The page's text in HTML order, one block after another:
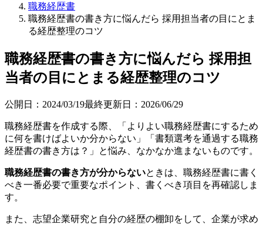
職務経歴書
職務経歴書の書き方に悩んだら 採用担当者の目にとま
る経歴整理のコツ
職務経歴書の書き方に悩んだら 採用担
当者の目にとまる経歴整理のコツ
公開日： 2024/03/19最終更新日： 2026/06/29
職務経歴書を作成する際、「よりよい職務経歴書にするため
に何を書けばよいか分からない」「書類選考を通過する職務
経歴書の書き方は？」と悩み、なかなか進まないものです。
職務経歴書の書き方が分からないときは、職務経歴書に書く
べき一番必要で重要なポイント、書くべき項目を再確認しま
す。
また、志望企業研究と自分の経歴の棚卸をして、企業が求め